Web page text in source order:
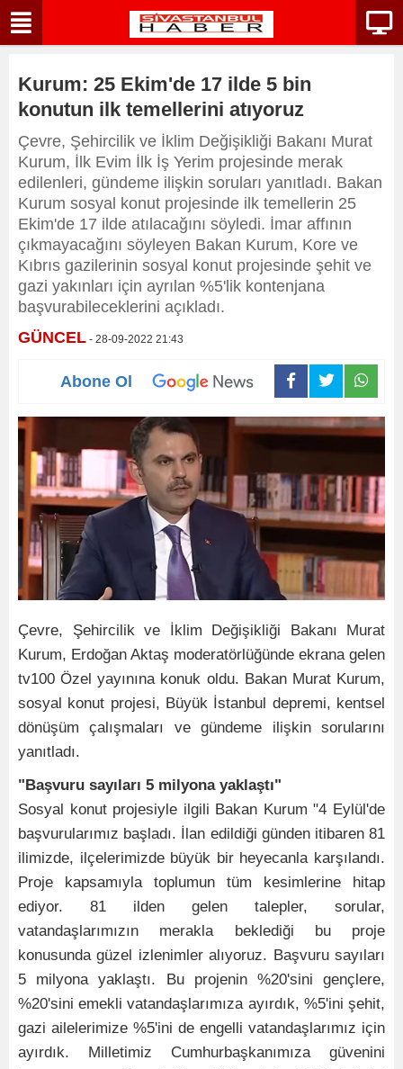
Kurum: 25 Ekim'de 17 ilde 5 bin
konutun ilk temellerini atıyoruz
Çevre, Şehircilik ve İklim Değişikliği Bakanı Murat
Kurum, İlk Evim İlk İş Yerim projesinde merak
edilenleri, gündeme ilişkin soruları yanıtladı. Bakan
Kurum sosyal konut projesinde ilk temellerin 25
Ekim'de 17 ilde atılacağını söyledi. İmar affının
çıkmayacağını söyleyen Bakan Kurum, Kore ve
Kıbrıs gazilerinin sosyal konut projesinde şehit ve
gazi yakınları için ayrılan %5'lik kontenjana
başvurabileceklerini açıkladı.
GÜNCEL - 28-09-2022 21:43
Abone Ol
Çevre, Şehircilik ve İklim Değişikliği Bakanı Murat
Kurum, Erdoğan Aktaş moderatörlüğünde ekrana gelen
tv100 Özel yayınına konuk oldu. Bakan Murat Kurum,
sosyal konut projesi, Büyük İstanbul depremi, kentsel
dönüşüm çalışmaları ve gündeme ilişkin sorularını
yanıtladı.
"Başvuru sayıları 5 milyona yaklaştı"
Sosyal konut projesiyle ilgili Bakan Kurum "4 Eylül'de
başvurularımız başladı. İlan edildiği günden itibaren 81
ilimizde, ilçelerimizde büyük bir heyecanla karşılandı.
Proje kapsamıyla toplumun tüm kesimlerine hitap
ediyor. 81 ilden gelen talepler, sorular,
vatandaşlarımızın merakla beklediği bu proje
konusunda güzel izlenimler alıyoruz. Başvuru sayıları
5 milyona yaklaştı. Bu projenin %20'sini gençlere,
%20'sini emekli vatandaşlarımıza ayırdık, %5'ini şehit,
gazi ailelerimize %5'ini de engelli vatandaşlarımız için
ayırdık. Milletimiz Cumhurbaşkanımıza güvenini